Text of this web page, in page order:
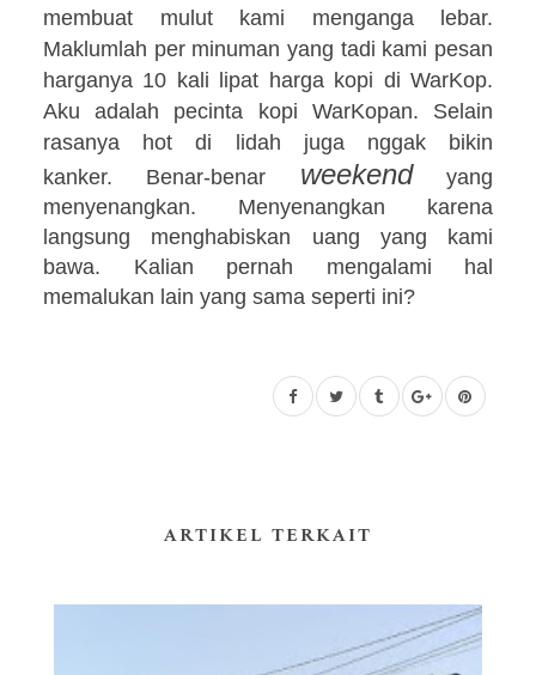
membuat mulut kami menganga lebar.
Maklumlah per minuman yang tadi kami pesan
harganya 10 kali lipat harga kopi di WarKop.
Aku adalah pecinta kopi WarKopan. Selain
rasanya hot di lidah juga nggak bikin
kanker. Benar-benar weekendyang
menyenangkan. Menyenangkan karena
langsung menghabiskan uang yang kami
bawa. Kalian pernah mengalami hal
memalukan lain yang sama seperti ini?
ARTIKEL TERKAIT